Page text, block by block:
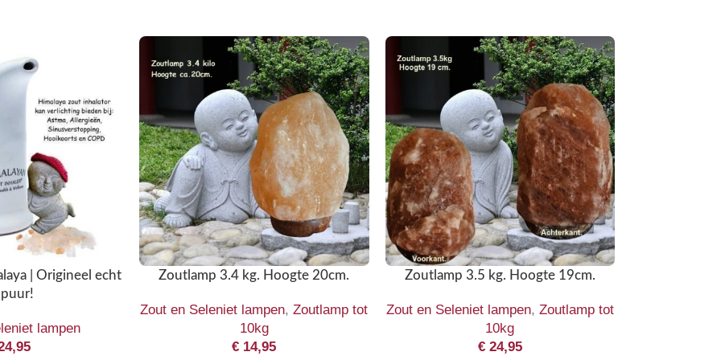
| Origineel echt
lampen
Zoutlamp 3.4 kg. Hoogte 20cm.
Zout en Seleniet lampen, Zoutlamp tot
10kg
€ 14,95
Zoutlamp 3.5 kg. Hoogte 19cm.
Zout en Seleniet lampen, Zoutlamp tot
10kg
€24,95